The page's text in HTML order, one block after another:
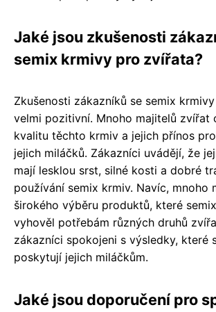
Jaké jsou zkušenosti
semix krmivy pro zvířata?
Zkušenosti zákazníků se semix
velmi pozitivní. Mnoho majitelů zvířat
kvalitu těchto krmiv a jejich přínos
jejich miláčků. Zákazníci uvádějí, že
mají lesklou srst, silné kosti a dobré
používání semix krmiv. Navíc, mnoho
širokého výběru produktů, které
vyhověl potřebám různých druhů
zákazníci spokojeni s výsledky, které
poskytují jejich miláčkům.
Jaké jsou doporučení pro